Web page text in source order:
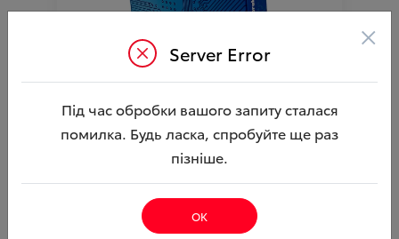
переміщення
Ціна аксесуара 14 382.31
Ціна з встановленням
Артикул:000003496
Server Error ×
Під час обробки вашого запиту сталася
помилка. Будь ласка, спробуйте ще раз
пізніше.
ОК